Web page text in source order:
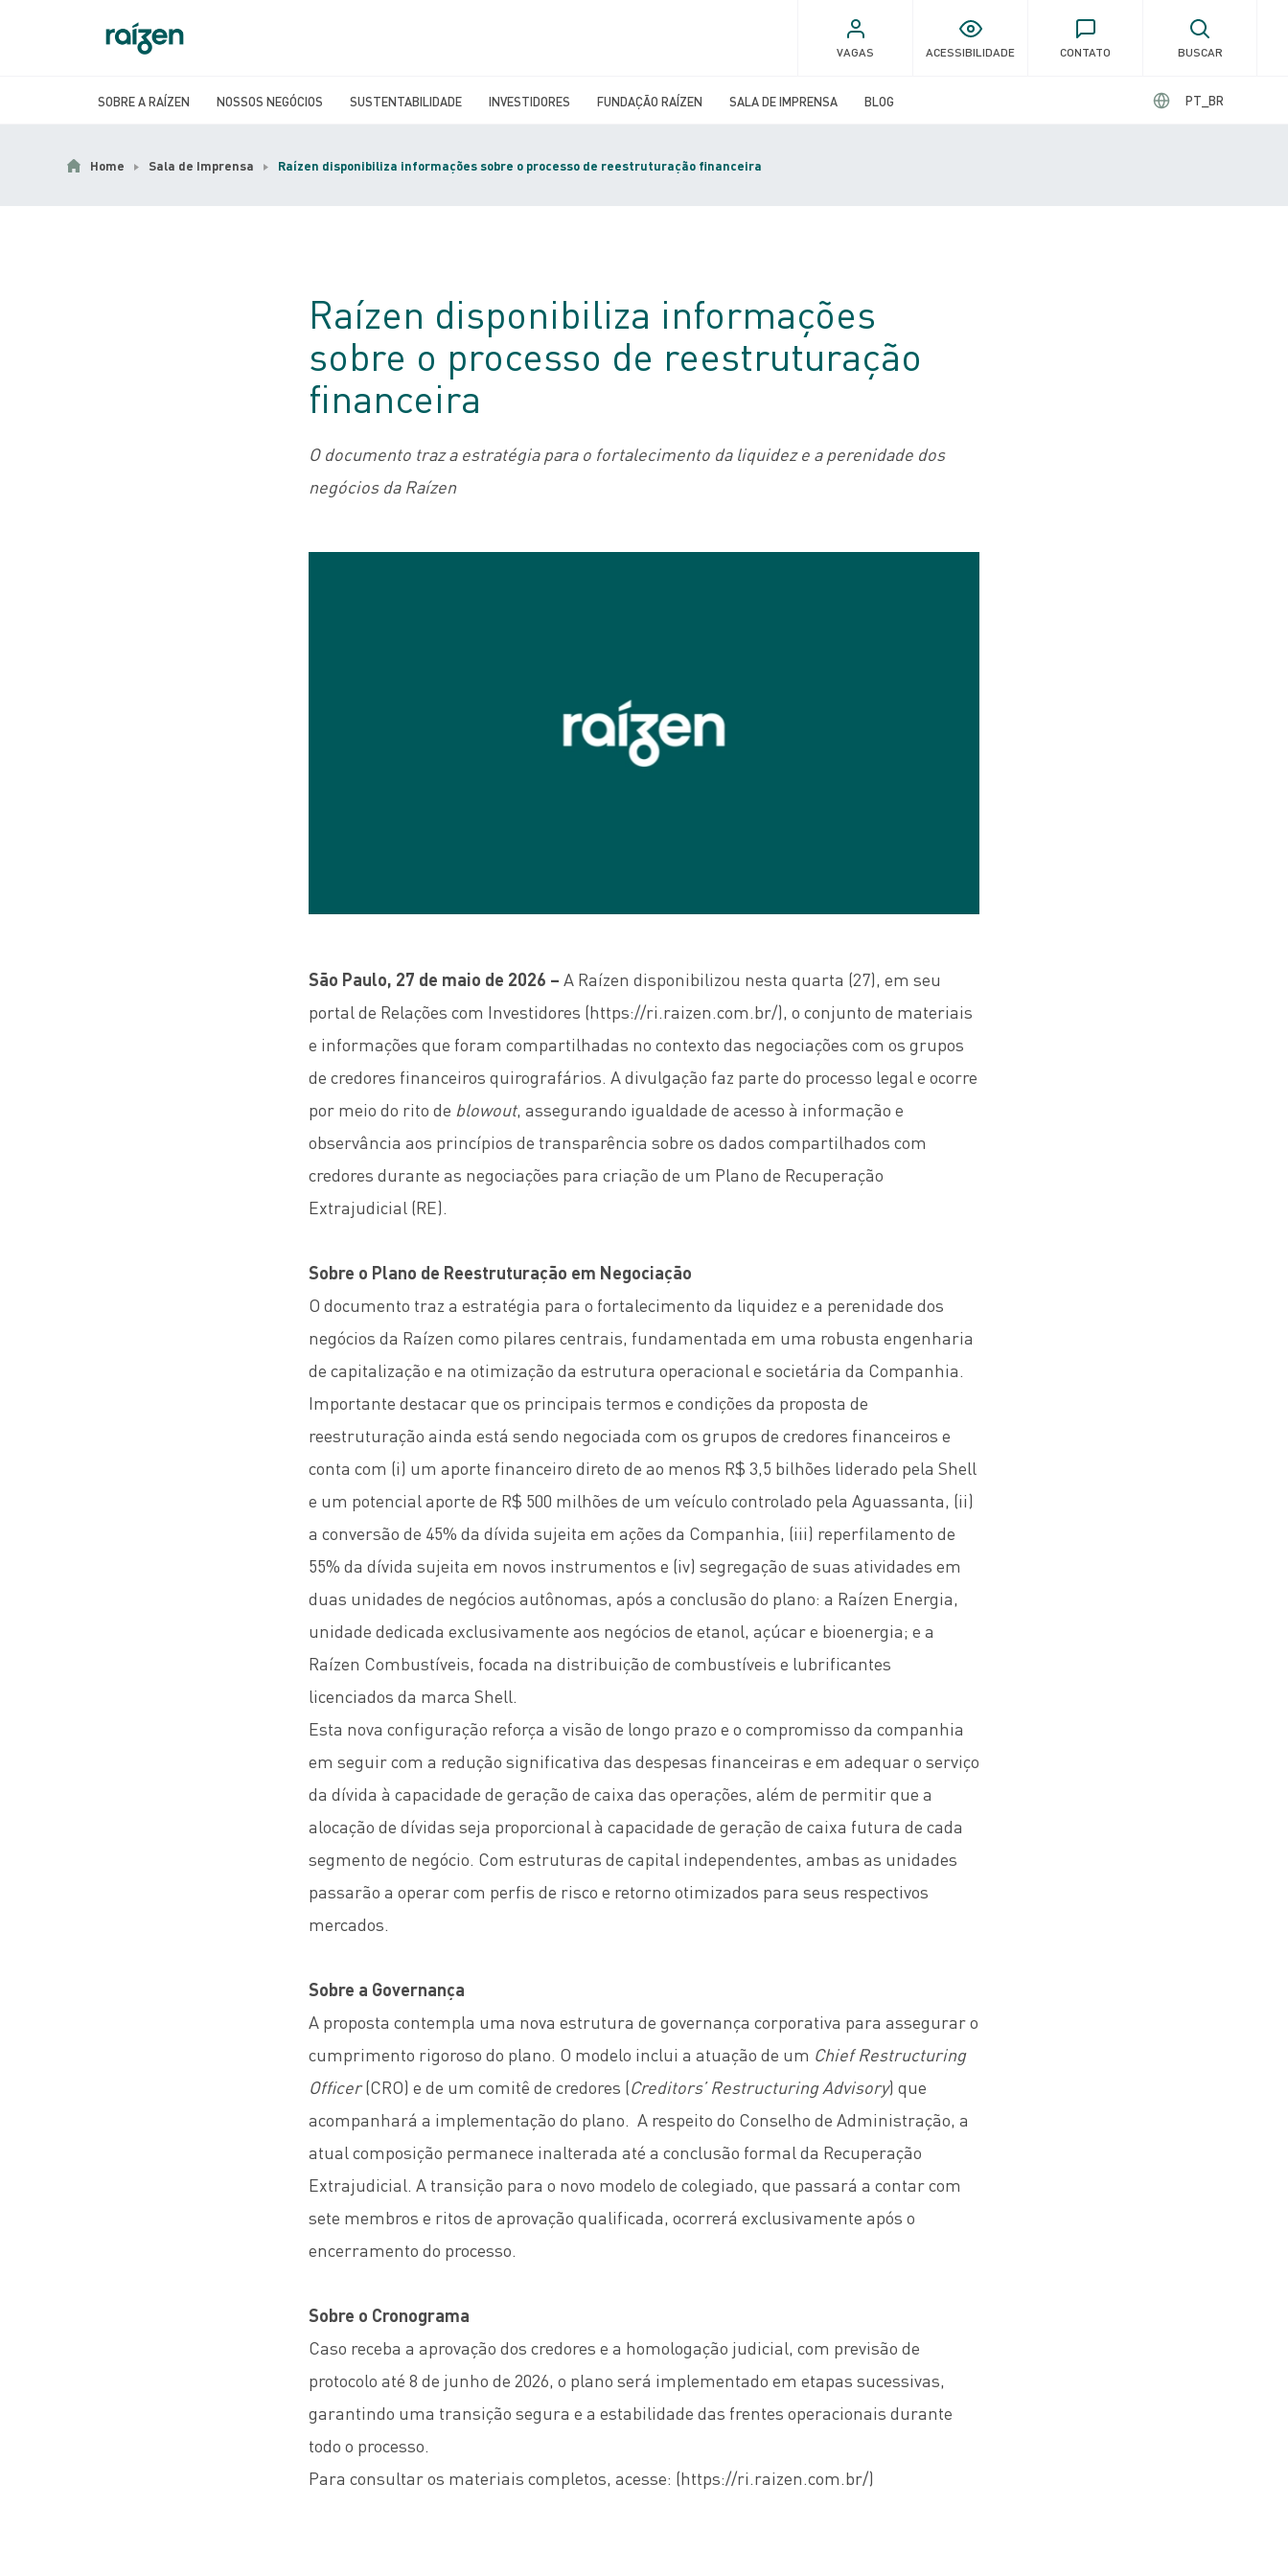
VAGAS ACESSIBILIDADE CONTATO BUSCAR
SOBRE A RAÍZEN NOSSOS NEGÓCIOS SUSTENTABILIDADE INVESTIDORES FUNDAÇÃO RAÍZEN SALA DE IMPRENSA BLOG PT_BR
Home Sala de Imprensa Raízen disponibiliza informações sobre o processo de reestruturação financeira
Raízen disponibiliza informações
sobre o processo de reestruturação
financeira
O documento traz a estratégia para o fortalecimento da liquidez e a perenidade dos
negócios da Raízen
São Paulo, 27 de maio de 2026 – A Raízen disponibilizou nesta quarta (27), em seu
portal de Relações com Investidores (https://ri.raizen.com.br/), o conjunto de materiais
e informações que foram compartilhadas no contexto das negociações com os grupos
de credores financeiros quirografários. A divulgação faz parte do processo legal e ocorre
por meio do rito de blowout, assegurando igualdade de acesso à informação e
observância aos princípios de transparência sobre os dados compartilhados com
credores durante as negociações para criação de um Plano de Recuperação
Extrajudicial (RE).
Sobre o Plano de Reestruturação em Negociação
O documento traz a estratégia para o fortalecimento da liquidez e a perenidade dos
negócios da Raízen como pilares centrais, fundamentada em uma robusta engenharia
de capitalização e na otimização da estrutura operacional e societária da Companhia.
Importante destacar que os principais termos e condições da proposta de
reestruturação ainda está sendo negociada com os grupos de credores financeiros e
conta com (i) um aporte financeiro direto de ao menos R$ 3,5 bilhões liderado pela Shell
e um potencial aporte de R$ 500 milhões de um veículo controlado pela Aguassanta, (ii)
a conversão de 45% da dívida sujeita em ações da Companhia, (iii) reperfilamento de
55% da dívida sujeita em novos instrumentos e (iv) segregação de suas atividades em
duas unidades de negócios autônomas, após a conclusão do plano: a Raízen Energia,
unidade dedicada exclusivamente aos negócios de etanol, açúcar e bioenergia; e a
Raízen Combustíveis, focada na distribuição de combustíveis e lubrificantes
licenciados da marca Shell.
Esta nova configuração reforça a visão de longo prazo e o compromisso da companhia
em seguir com a redução significativa das despesas financeiras e em adequar o serviço
da dívida à capacidade de geração de caixa das operações, além de permitir que a
alocação de dívidas seja proporcional à capacidade de geração de caixa futura de cada
segmento de negócio. Com estruturas de capital independentes, ambas as unidades
passarão a operar com perfis de risco e retorno otimizados para seus respectivos
mercados.
Sobre a Governança
A proposta contempla uma nova estrutura de governança corporativa para assegurar o
cumprimento rigoroso do plano. O modelo inclui a atuação de um Chief Restructuring
Officer(CRO) e de um comitê de credores (Creditors’ Restructuring Advisory) que
acompanhará a implementação do plano. A respeito do Conselho de Administração, a
atual composição permanece inalterada até a conclusão formal da Recuperação
Extrajudicial. A transição para o novo modelo de colegiado, que passará a contar com
sete membros e ritos de aprovação qualificada, ocorrerá exclusivamente após o
encerramento do processo.
Sobre o Cronograma
Caso receba a aprovação dos credores e a homologação judicial, com previsão de
protocolo até 8 de junho de 2026, o plano será implementado em etapas sucessivas,
garantindo uma transição segura e a estabilidade das frentes operacionais durante
todo o processo.
Para consultar os materiais completos, acesse: (https://ri.raizen.com.br/)